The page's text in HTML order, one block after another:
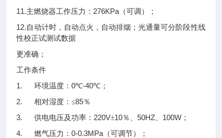
11.主燃烧器工作压力： 276KPa （可调）；
12.自动计时，自动点火，自动排烟；光通量可分阶段性线
性校正试测试数据
更准确；
工作条件
1.环境温度：0℃-40℃；
2.相对湿度：≤85％
3.供电电压及功率： 220V±10％、50HZ 100W ；
4.燃气压力：0-0.3MPa （可调节）；